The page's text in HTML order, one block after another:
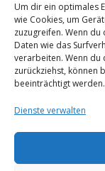
Um dir ein optimales
wie Cookies, um
zuzugreifen. Wenn
Daten wie das
verarbeiten. Wenn
zurückziehst, können
beeinträchtigt werden.
Dienste verwalten
Klicke